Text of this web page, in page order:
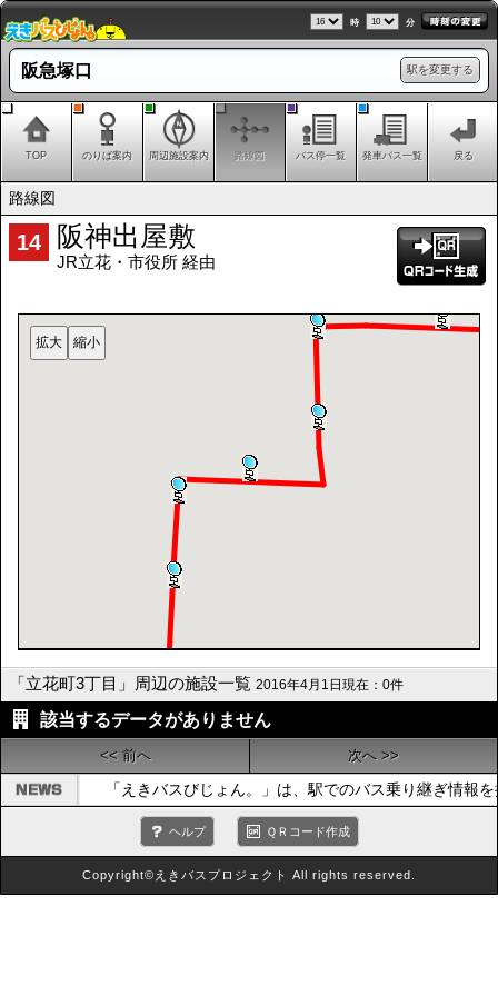
時 分
駅を変更する
阪急塚口
TOP のりば案内 周辺施設案内 路線図 バス停一覧 発車バス一覧 戻る
路線図
14 阪神出屋敷
JR立花・市役所 経由
「立花町3丁目」周辺の施設一覧 2016年4月1日現在：0件
該当するデータがありません
<< 前へ 次へ >>
「えきバスびじょん。」は、駅でのバス乗り継ぎ情報
ヘルプ ＱＲコード作成
Copyright©えきバスプロジェクト All rights reserved.